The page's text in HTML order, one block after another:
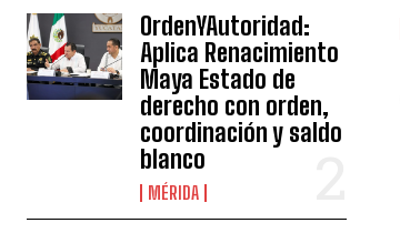
OrdenYAutoridad:
Aplica Renacimiento
Maya Estado de
derecho con orden,
coordinación y saldo
blanco
MÉRIDA